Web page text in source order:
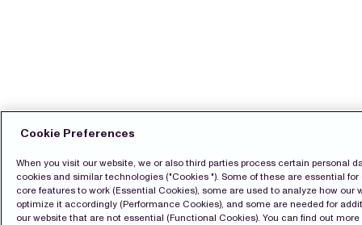
Cookie Preferences
When you visit our website, we or also third parties process certain personal
cookies and similar technologies ("Cookies "). Some of these are essential
core features to work (Essential Cookies), some are used to analyze how our
optimize it accordingly (Performance Cookies), and some are needed for
our website that are not essential (Functional Cookies). You can find out